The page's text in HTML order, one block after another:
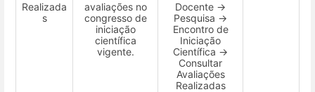
Realizada
s
avaliações no
congresso de
iniciação
científica
vigente.
Docente →
Pesquisa →
Encontro de
Iniciação
Científica →
Consultar
Avaliações
Realizadas